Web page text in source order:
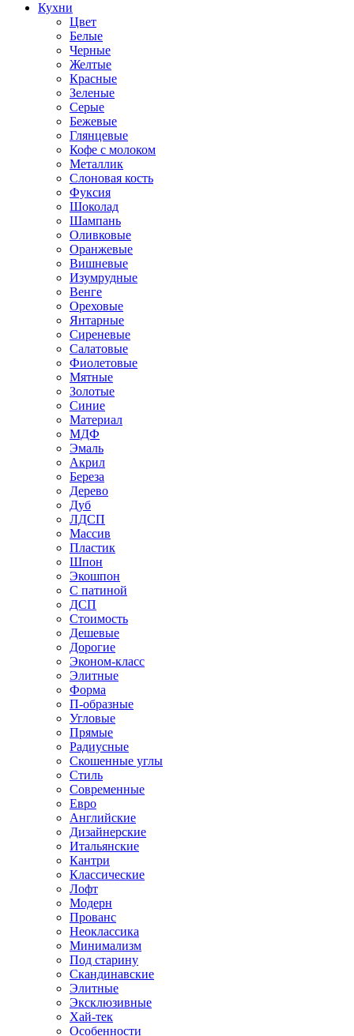
Кухни
Цвет
Белые
Черные
Желтые
Красные
Зеленые
Серые
Бежевые
Глянцевые
Кофе с молоком
Металлик
Слоновая кость
Фуксия
Шоколад
Шампань
Оливковые
Оранжевые
Вишневые
Изумрудные
Венге
Ореховые
Янтарные
Сиреневые
Салатовые
Фиолетовые
Мятные
Золотые
Синие
Материал
МДФ
Эмаль
Акрил
Береза
Дерево
Дуб
ЛДСП
Массив
Пластик
Шпон
Экошпон
С патиной
ДСП
Стоимость
Дешевые
Дорогие
Эконом-класс
Элитные
Форма
П-образные
Угловые
Прямые
Радиусные
Скошенные углы
Стиль
Современные
Евро
Английские
Дизайнерские
Итальянские
Кантри
Классические
Лофт
Модерн
Прованс
Неоклассика
Минимализм
Под старину
Скандинавские
Элитные
Эксклюзивные
Хай-тек
Особенности